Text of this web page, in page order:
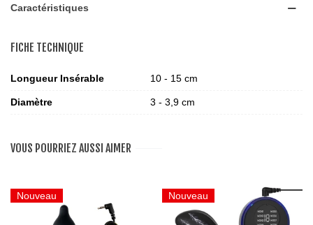
Caractéristiques
FICHE TECHNIQUE
Longueur Insérable 10 - 15 cm
Diamètre 3 - 3,9 cm
VOUS POURRIEZ AUSSI AIMER
Nouveau Nouveau